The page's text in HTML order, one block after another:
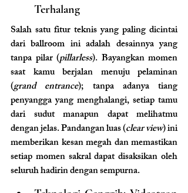
Terhalang
Salah satu fitur teknis yang paling dicintai
dari ballroom ini adalah desainnya yang
tanpa pilar (pillarless). Bayangkan momen
saat kamu berjalan menuju pelaminan
(grand entrance); tanpa adanya tiang
penyangga yang menghalangi, setiap tamu
dari sudut manapun dapat melihatmu
dengan jelas. Pandangan luas (clear view) ini
memberikan kesan megah dan memastikan
setiap momen sakral dapat disaksikan oleh
seluruh hadirin dengan sempurna.